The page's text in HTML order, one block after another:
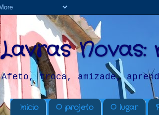
Lavras
Afeto, troca, amizade,
Início O projeto O lugar